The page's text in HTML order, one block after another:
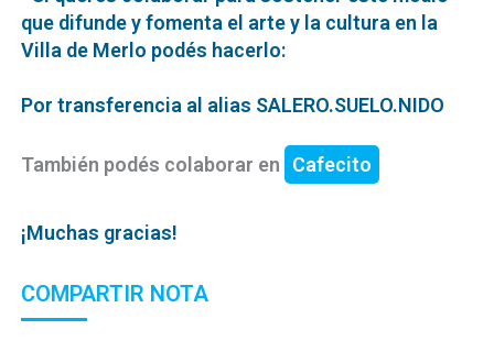
que difunde y fomenta el arte y la cultura en la
Villa de Merlo podés hacerlo:
Por transferencia al alias SALERO.SUELO.NIDO
También podés colaborar en Cafecito
¡Muchas gracias!
COMPARTIR NOTA